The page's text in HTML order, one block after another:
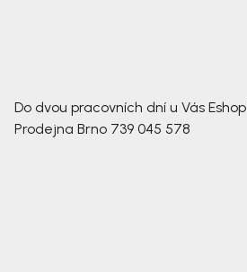
Do dvou pracovních dní u Vás Eshop
Prodejna Brno 739 045 578